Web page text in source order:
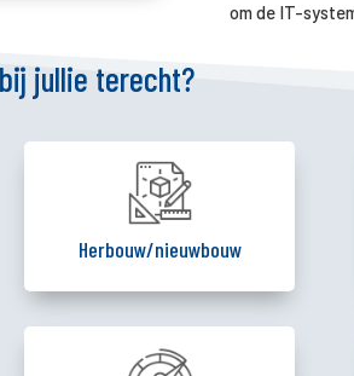
om de IT-
jullie terecht?
Herbouw/nieuwbouw